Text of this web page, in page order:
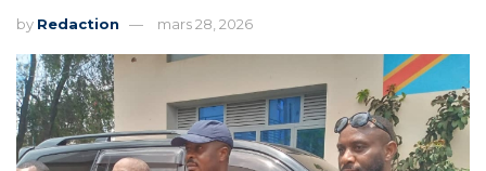
by Redaction mars 28, 2026